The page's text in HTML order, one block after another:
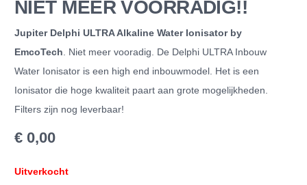
NIET MEER VOORRADIG!!
Jupiter Delphi ULTRA Alkaline Water Ionisator by
EmcoTech . Niet meer vooradig. De Delphi ULTRA Inbouw
Water Ionisator is een high end inbouwmodel. Het is een
Ionisator die hoge kwaliteit paart aan grote mogelijkheden.
Filters zijn nog leverbaar!
€ 0,00
Uitverkocht